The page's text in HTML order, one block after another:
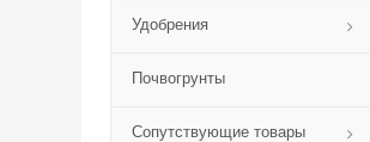
Удобрения
Почвогрунты
Сопутствующие товары